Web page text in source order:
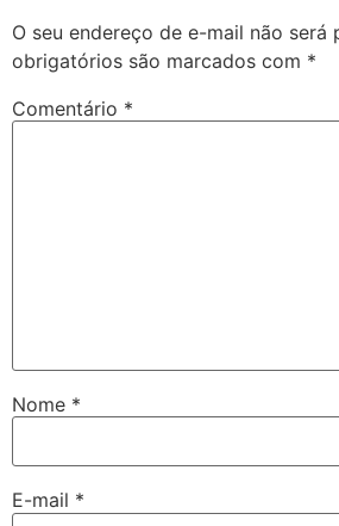
O seu endereço de e-mail não será
obrigatórios são marcados com *
Comentário *
Nome *
E-mail *